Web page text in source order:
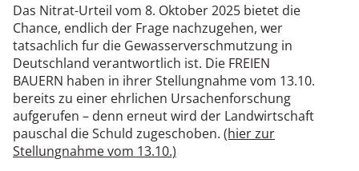
Das Nitrat-Urteil vom 8. Oktober 2025 bietet die
Chance, endlich der Frage nachzugehen, wer
tatsachlich fur die Gewasserverschmutzung in
Deutschland verantwortlich ist. Die FREIEN
BAUERN haben in ihrer Stellungnahme vom 13.10.
bereits zu einer ehrlichen Ursachenforschung
aufgerufen – denn erneut wird der Landwirtschaft
pauschal die Schuld zugeschoben. (hier zur
Stellungnahme vom 13.10.)